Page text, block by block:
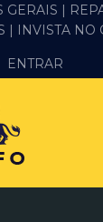
GERAIS |
| INVISTA NO
ENTRAR